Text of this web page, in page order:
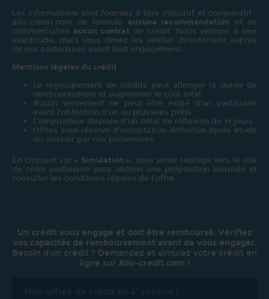
Les informations sont fournies à titre indicatif et comparatif :
allo-credit.com ne formule aucune recommandation et ne
commercialise aucun contrat de crédit. Nous veillons à leur
exactitude, mais vous devez les vérifier directement auprès
de nos partenaires avant tout engagement.
Mentions légales du crédit
Le regroupement de crédits peut allonger la durée de
remboursement et augmenter le coût total.
Aucun versement ne peut être exigé d’un particulier
avant l’obtention d’un ou plusieurs prêts.
L’emprunteur dispose d’un délai de réflexion de 14 jours.
Offres sous réserve d’acceptation définitive après étude
du dossier par nos partenaires.
En cliquant sur « Simulation », vous serez redirigé vers le site
de notre partenaire pour obtenir une proposition adaptée et
consulter les conditions légales de l’offre.
Un crédit vous engage et doit être remboursé. Vérifiez
vos capacités de remboursement avant de vous engager.
Besoin d'un crédit ? Demandez et simulez votre crédit en
ligne sur Allo-credit.com !